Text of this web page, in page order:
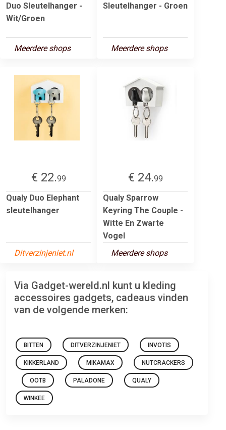
Duo Sleutelhanger -
Wit/Groen
Meerdere shops
Sleutelhanger - Groen
Meerdere shops
€ 22.99
Qualy Duo Elephant
sleutelhanger
Ditverzinjeniet.nl
€ 24.99
Qualy Sparrow
Keyring The Couple -
Witte En Zwarte
Vogel
Meerdere shops
Via Gadget-wereld.nl kunt u kleding
accessoires gadgets, cadeaus vinden
van de volgende merken:
BITTEN DITVERZINJENIET INVOTIS
KIKKERLAND MIKAMAX NUTCRACKERS
OOTB PALADONE QUALY
WINKEE